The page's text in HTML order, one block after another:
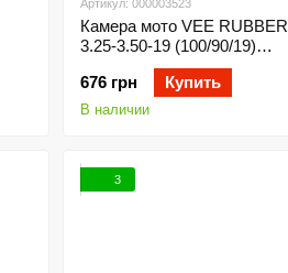
Артикул: 000003523
Камера мото VEE RUBBER
3.25-3.50-19 (100/90/19)
676 грн
Купить
В наличии
3